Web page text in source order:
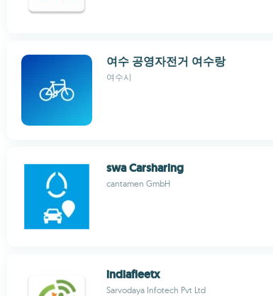
여수 공영자전거 여수랑
여수시
swa Carsharing
cantamen GmbH
indiafleetx
Sarvodaya Infotech Pvt Ltd